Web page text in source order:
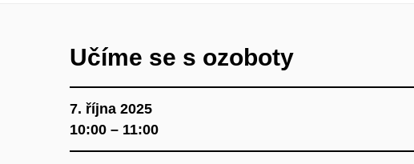
Učíme se s ozoboty
7. října 2025
10:00 – 11:00